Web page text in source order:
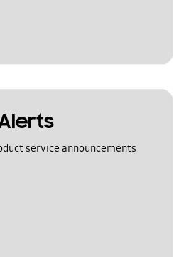
service announcements